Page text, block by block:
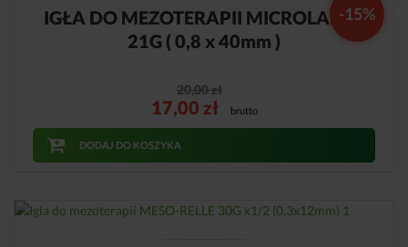
IGŁA DO MEZOTERAPII MICROLANCE
21G ( 0,8 x 40mm )
-15%
20,00zł
17,00 zł brutto
DODAJ DO KOSZYKA